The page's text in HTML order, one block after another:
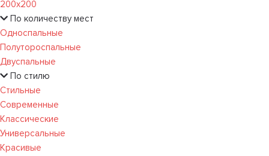
200х200
По количеству мест
Односпальные
Полутороспальные
Двуспальные
По стилю
Стильные
Современные
Классические
Универсальные
Красивые